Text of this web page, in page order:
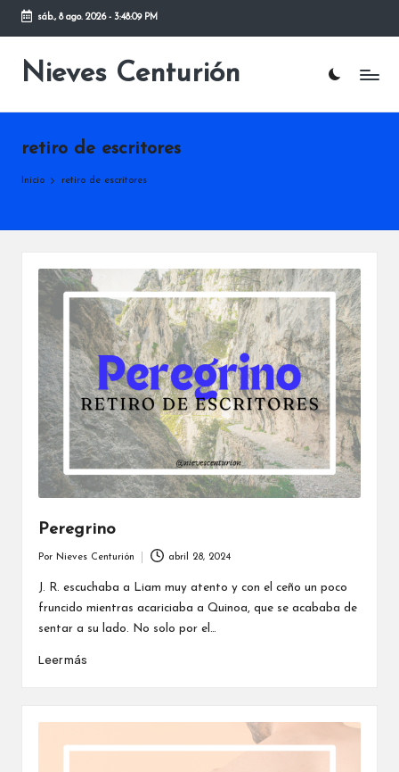
Saltar
contenido
sáb., 8 ago. 2026- 3:48:10 PM
Nieves Centurión
retiro de escritores
Inicio retiro de escritores
Peregrino
por
Por Nieves Centurión abril 28, 2024
J. R. escuchaba a Liam muy atento y con el ceño un poco
fruncido mientras acariciaba a Quinoa, que se acababa de
sentar a su lado. No solo por el…
Leer más